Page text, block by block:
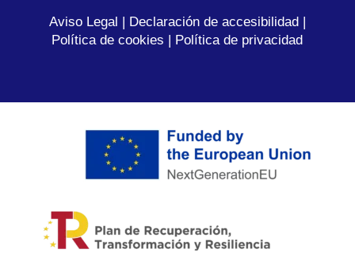
Aviso Legal | Declaración de accesibilidad|
Política de cookies | Política de privacidad